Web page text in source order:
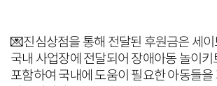
💌진심상점을 통해 전달된 후원금은 세
국내 사업장에 전달되어 장애아동 놀이키
포함하여 국내에 도움이 필요한 아동들을